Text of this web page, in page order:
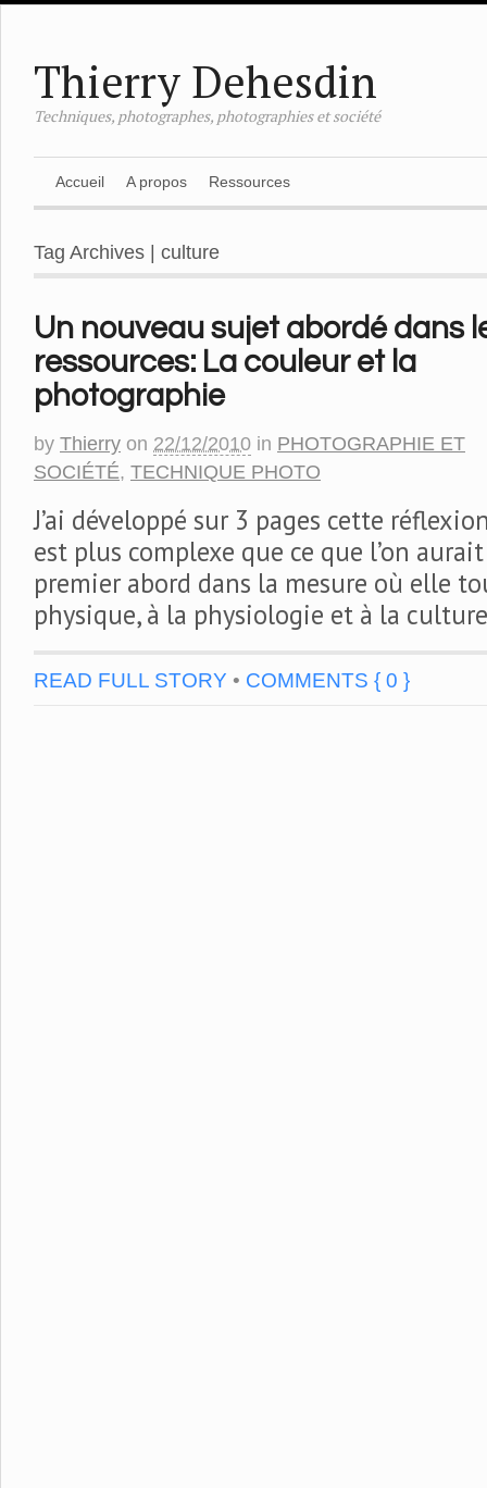
Thierry Dehesdin
Techniques, photographes, photographies et société
Accueil A propos Ressources
Tag Archives | culture
Un nouveau sujet abordé dans
ressources: La couleur et la
photographie
by Thierry on 22/12/2010 in PHOTOGRAPHIE ET
SOCIÉTÉ, TECHNIQUE PHOTO
J’ai développé sur 3 pages cette
est plus complexe que ce que l’on
premier abord dans la mesure où elle
physique, à la physiologie et à la
READ FULL STORY • COMMENTS { 0 }